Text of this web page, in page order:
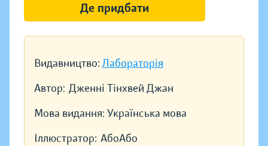
Видавництво: Лабораторія
Автор: Дженні Тінхвей Джан
Мова видання: Українська мова
Іллюстратор: АбоАбо
Де придбати